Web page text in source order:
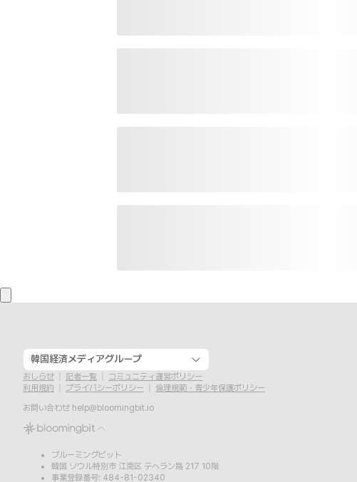
韓国経済メディアグループ
おしらせ 記者一覧
コミュニティ運営ポリシー
利用規約
プライバシーポリシー
倫理規範・青少年保護ポリシー
お問い合わせ help@bloomingbit.io
ブルーミングビット
韓国 ソウル特別市 江南区 テヘラン路 217 10階
事業登録番号: 484-81-02340